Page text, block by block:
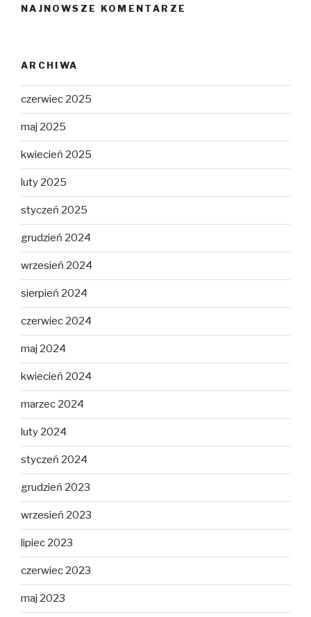
NAJNOWSZE KOMENTARZE
ARCHIWA
czerwiec 2025
maj 2025
kwiecień 2025
luty 2025
styczeń 2025
grudzień 2024
wrzesień 2024
sierpień 2024
czerwiec 2024
maj 2024
kwiecień 2024
marzec 2024
luty 2024
styczeń 2024
grudzień 2023
wrzesień 2023
lipiec 2023
czerwiec 2023
maj 2023